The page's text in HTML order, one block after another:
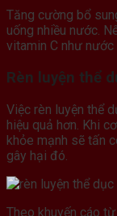
Tăng cường bổ
uống nhiều nước.
vitamin C như
Rèn luyện thể
Việc rèn luyện thể
hiệu quả hơn. Khi
khỏe mạnh sẽ tấn
gây hại đó.
Theo khuyến cáo